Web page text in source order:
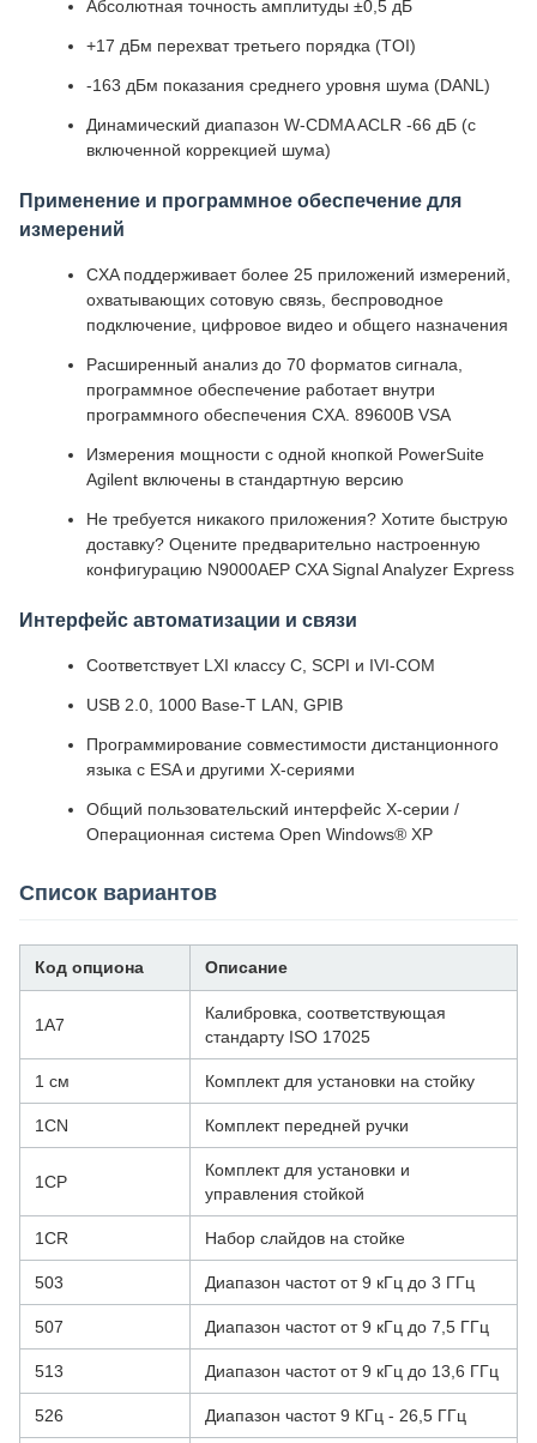
Абсолютная точность амплитуды ±0,5 дБ
+17 дБм перехват третьего порядка (TOI)
-163 дБм показания среднего уровня шума (DANL)
Динамический диапазон W-CDMA ACLR -66 дБ (с
включенной коррекцией шума)
Применение и программное обеспечение для
измерений
CXA поддерживает более 25 приложений измерений,
охватывающих сотовую связь, беспроводное
подключение, цифровое видео и общего назначения
Расширенный анализ до 70 форматов сигнала,
программное обеспечение работает внутри
программного обеспечения CXA. 89600B VSA
Измерения мощности с одной кнопкой PowerSuite
Agilent включены в стандартную версию
Не требуется никакого приложения? Хотите быструю
доставку? Оцените предварительно настроенную
конфигурацию N9000AEP CXA Signal Analyzer Express
Интерфейс автоматизации и связи
Соответствует LXI классу C, SCPI и IVI-COM
USB 2.0, 1000 Base-T LAN, GPIB
Программирование совместимости дистанционного
языка с ESA и другими X-сериями
Общий пользовательский интерфейс X-серии /
Операционная система Open Windows® XP
Список вариантов
Код опциона Описание
1А7
Калибровка, соответствующая
стандарту ISO 17025
1 см Комплект для установки на стойку
1CN Комплект передней ручки
1CP
Комплект для установки и
управления стойкой
1CR Набор слайдов на стойке
503 Диапазон частот от 9 кГц до 3 ГГц
507 Диапазон частот от 9 кГц до 7,5 ГГц
513 Диапазон частот от 9 кГц до 13,6 ГГц
526 Диапазон частот 9 КГц - 26,5 ГГц